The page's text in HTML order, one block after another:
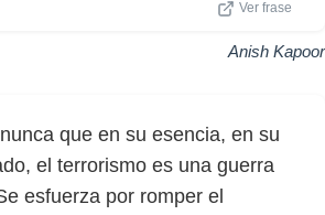
Ver frase
Anish Kapoor
que en su esencia, en su
el terrorismo es una guerra
esfuerza por romper el